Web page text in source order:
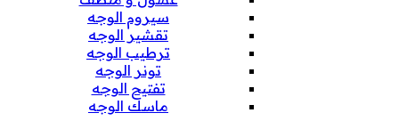
سيروم الوجه
تقشير الوجه
ترطيب الوجه
تونر الوجه
تفتيح الوجه
ماسك الوجه